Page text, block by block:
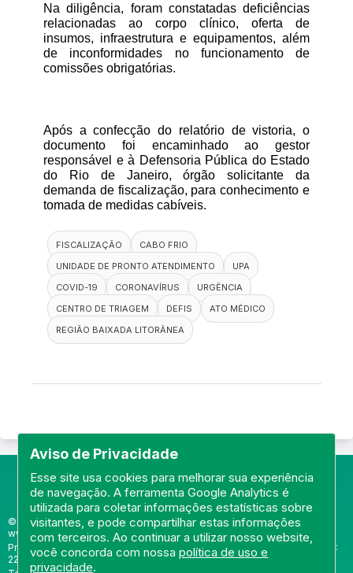
Aviso de Privacidade
Esse site usa cookies para melhorar sua experiência
de navegação. A ferramenta Google Analytics é
utilizada para coletar informações estatísticas sobre
visitantes, e pode compartilhar estas informações
com terceiros. Ao continuar a utilizar nosso website,
você concorda com nossapolítica de uso e
privacidade.
Na diligência, foram constatadas deficiências
relacionadas ao corpo clínico, oferta de
insumos, infraestrutura e equipamentos, além
de inconformidades no funcionamento de
comissões obrigatórias.
Após a confecção do relatório de vistoria, o
documento foi encaminhado ao gestor
responsável e à Defensoria Pública do Estado
do Rio de Janeiro, órgão solicitante da
demanda de fiscalização, para conhecimento e
tomada de medidas cabíveis.
FISCALIZAÇÃO
CABO FRIO
UNIDADE DE PRONTO ATENDIMENTO
UPA
COVID-19
CORONAVÍRUS
URGÊNCIA
CENTRO DE TRIAGEM
DEFIS
ATO MÉDICO
REGIÃO BAIXADA LITORÂNEA
© Portal do Conselho Regional de Medicina do Rio de Janeiro -
www.cremerj.org.br
Praia de Botafogo (228), loja 119b - Botafogo - Rio de Janeiro/RJ - CEP:
22250-145